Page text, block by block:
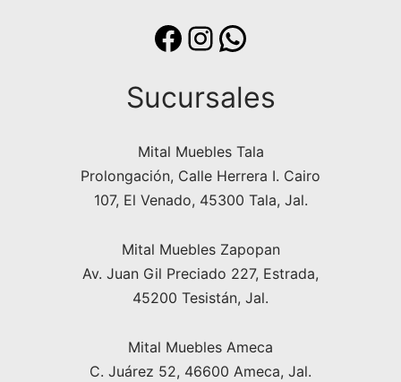
Facebook Instagram
Sucursales
Mital Muebles Tala
Prolongación, Calle Herrera I. Cairo
107, El Venado, 45300 Tala, Jal.
Mital Muebles Zapopan
Av. Juan Gil Preciado 227, Estrada,
45200 Tesistán, Jal.
Mital Muebles Ameca
C. Juárez 52, 46600 Ameca, Jal.